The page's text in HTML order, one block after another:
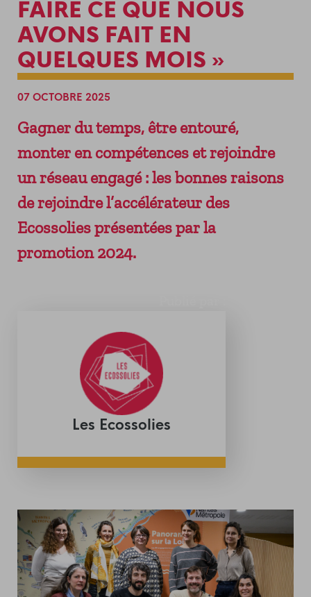
FAIRE CE QUE NOUS
AVONS FAIT EN
QUELQUES MOIS »
07 OCTOBRE 2025
Gagner du temps, être entouré,
monter en compétences et rejoindre
un réseau engagé : les bonnes raisons
de rejoindre l’accélérateur des
Ecossolies présentées par la
promotion 2024.
Les Ecossolies
ADHÉRER
NEWSLETTER
VENIR AU SOLILAB
LES SERVICES
PERMANENCES GRATUITES
RESSOURCES DU TERRITOIRE
LES ÉVÉNEMENTS ENTREPRENEURIAUX
LA HALLE DU FINANCEMENT
LE FORUM DES ACHATS INNOVANTS ET
RESPONSABLES